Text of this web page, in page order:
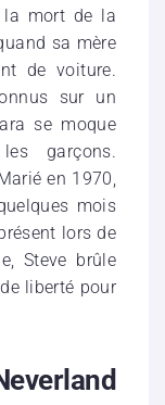
la mort de la
sa mère
de voiture.
sur un
se moque
garçons.
en 1970,
mois
lors de
Steve brûle
liberté pour